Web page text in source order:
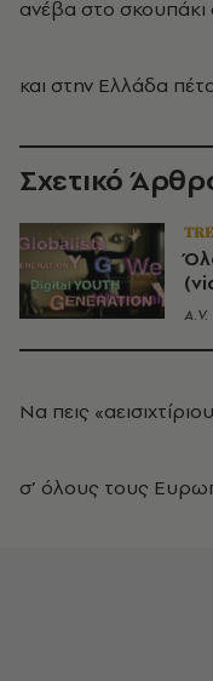
ανέβα στο σκουπάκι
και στην Ελλάδα
Σχετικό
A.V.
Να πεις
σ’ όλους τους